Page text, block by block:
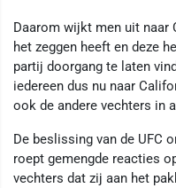
Daarom wijkt men uit naar
het zeggen heeft en deze
partij doorgang te laten
iedereen dus nu naar
ook de andere vechters in
De beslissing van de UFC
roept gemengde reacties
vechters dat zij aan het